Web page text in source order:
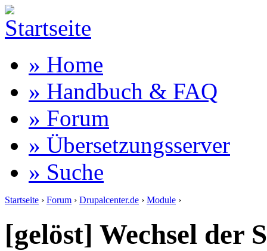
» Home
» Handbuch & FAQ
» Forum
» Übersetzungsserver
» Suche
Startseite › Forum › Drupalcenter.de › Module ›
[gelöst] Wechsel der